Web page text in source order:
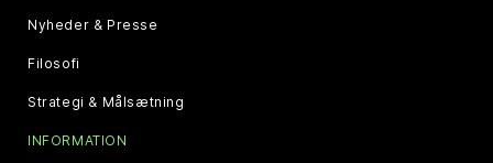
Nyheder & Presse
Filosofi
Strategi & Målsætning
INFORMATION